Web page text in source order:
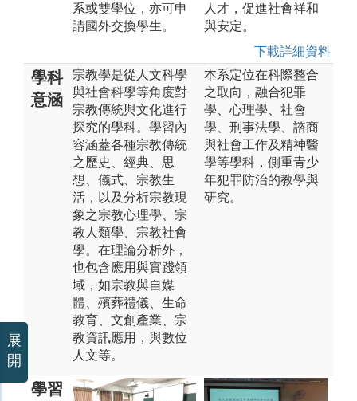
系或雙學位，亦可申
請國外交換學生。
人才，促進社會祥和
與安定。
下載詳細資料
學科
意涵
宗教學是從人文科學
與社會科學等角度對
宗教傳統與文化進行
探究的學科。學習內
容涵蓋各種宗教傳統
之歷史、經典、思
想、儀式、宗教生
活，以及分析宗教現
象之宗教心理學、宗
教人類學、宗教社會
學。在理論分析外，
也包含應用與實踐領
域，如宗教與自媒
體、殯葬禮儀、生命
教育、文創產業、宗
教資訊應用，與數位
人文等。
本系定位在科際整合
之取向，融合犯罪
學、心理學、社會
學、刑事法學、諮商
與社會工作及精神醫
學等學科，側重青少
年犯罪防治的教學與
研究。
學習
展
開